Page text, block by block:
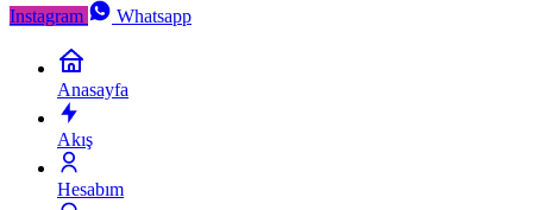
Instagram
Whatsapp
Anasayfa
Akış
Hesabım